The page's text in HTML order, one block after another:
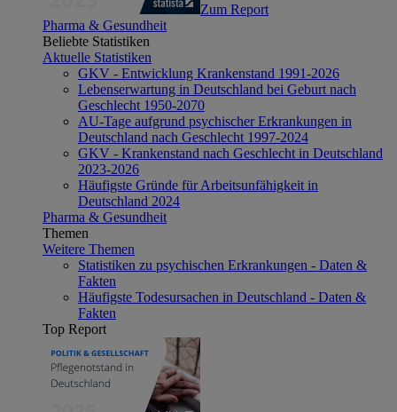
Zum Report
Pharma & Gesundheit
Beliebte Statistiken
Aktuelle Statistiken
GKV - Entwicklung Krankenstand 1991-2026
Lebenserwartung in Deutschland bei Geburt nach
Geschlecht 1950-2070
AU-Tage aufgrund psychischer Erkrankungen in
Deutschland nach Geschlecht 1997-2024
GKV - Krankenstand nach Geschlecht in Deutschland
2023-2026
Häufigste Gründe für Arbeitsunfähigkeit in
Deutschland 2024
Pharma & Gesundheit
Themen
Weitere Themen
Statistiken zu psychischen Erkrankungen - Daten &
Fakten
Häufigste Todesursachen in Deutschland - Daten &
Fakten
Top Report